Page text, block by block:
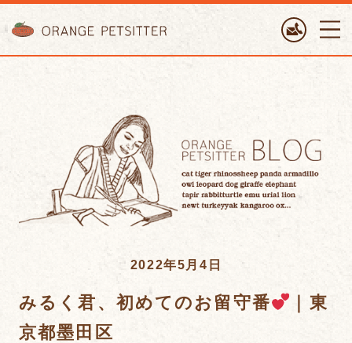
2022年5月4日
みるく君、初めてのお留守番
｜東
京都墨田区